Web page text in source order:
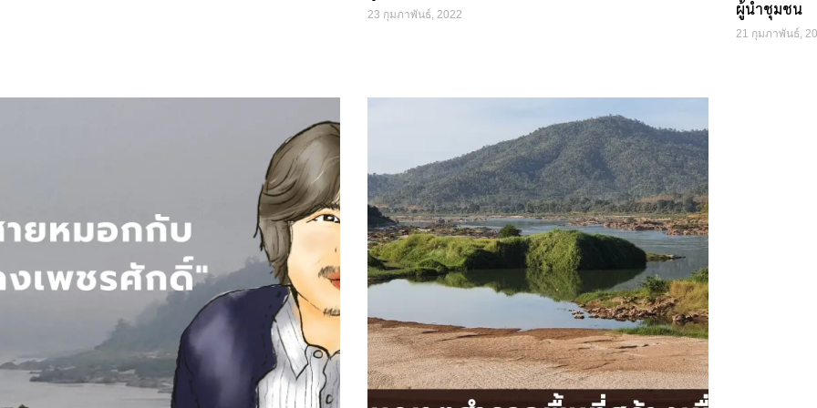
23 กุมภาพันธ์, 2022 ผู้นำชุมชน
21 กุมภาพันธ์,